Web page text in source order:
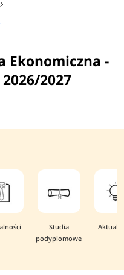
Ekonomiczna -
2027
Studia
podyplomowe